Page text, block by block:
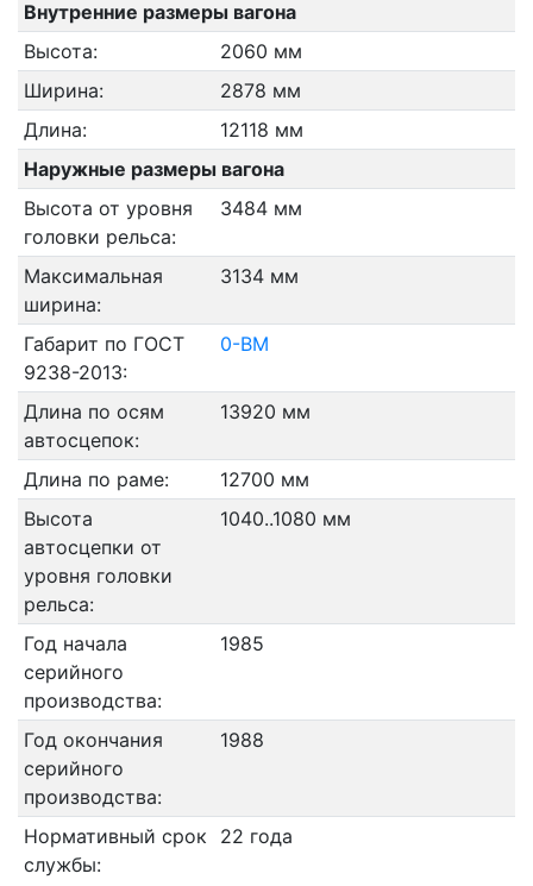
Внутренние размеры вагона
Высота:
2060 мм
Ширина:
2878 мм
Длина:
12118 мм
Наружные размеры вагона
Высота от уровня
головки рельса:
3484 мм
Максимальная
ширина:
3134 мм
Габарит по ГОСТ
9238-2013:
0-ВМ
Длина по осям
автосцепок:
13920 мм
Длина по раме:
12700 мм
Высота
автосцепки от
уровня головки
рельса:
1040..1080 мм
Год начала
серийного
производства:
1985
Год окончания
серийного
производства:
1988
Нормативный срок
службы:
22 года